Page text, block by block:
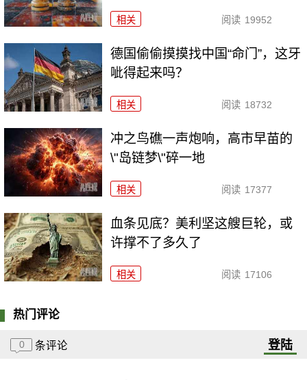
相关 阅读 19952
德国偷偷摸摸找中国“命门”，这牙
呲得起来吗？
相关 阅读 18732
冲之鸟礁一声炮响，高市早苗的
\"岛链梦\"碎一地
相关 阅读 17377
血条见底？美利坚这艘巨轮，或
许撑不了多久了
相关 阅读 17106
热门评论
0 条评论 登陆